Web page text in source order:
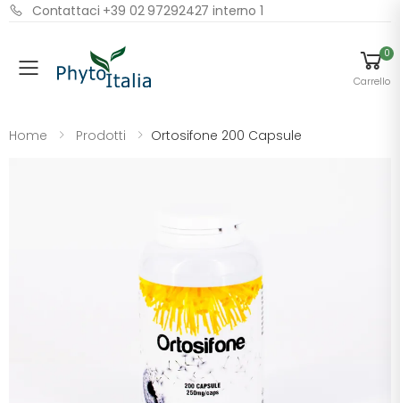
Contattaci +39 02 97292427 interno 1
Menu
0
Carrello
Home Prodotti Ortosifone 200 Capsule